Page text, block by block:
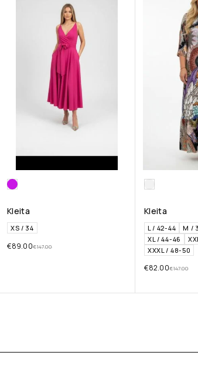
Kleita
XS / 34
€147.00
€89.00
Kleita
L / 42-44
M /
XL / 44-46
XXXL / 48-50
€147.00
€82.00